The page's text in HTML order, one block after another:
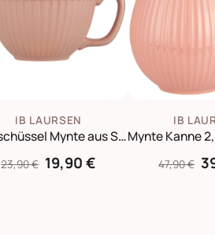
IB LAURSEN
Rührschüssel Mynte aus Steingut
23,90 € 19,90 €
IB
47,90 €